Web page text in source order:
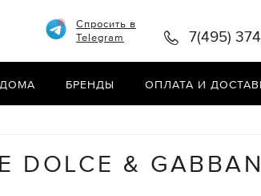
Спросить в
Telegram
7(495)
БРЕНДЫ ОПЛАТА И
&